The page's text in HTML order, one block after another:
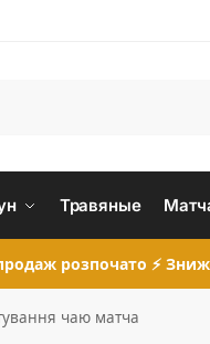
Травяные
розпочато ⚡
чаю матча